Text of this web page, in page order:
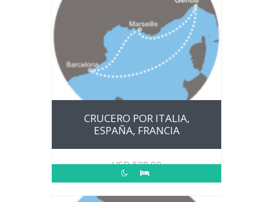
CRUCERO POR ITALIA,
ESPAÑA, FRANCIA
USD508.00